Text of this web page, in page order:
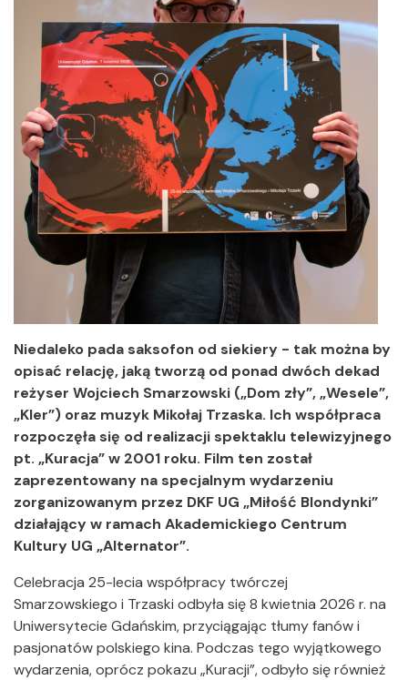
Niedaleko pada saksofon od siekiery - tak można by
opisać relację, jaką tworzą od ponad dwóch dekad
reżyser Wojciech Smarzowski („Dom zły”, „Wesele”,
„Kler”) oraz muzyk Mikołaj Trzaska. Ich współpraca
rozpoczęła się od realizacji spektaklu telewizyjnego
pt. „Kuracja” w 2001 roku. Film ten został
zaprezentowany na specjalnym wydarzeniu
zorganizowanym przez DKF UG „Miłość Blondynki”
działający w ramach Akademickiego Centrum
Kultury UG „Alternator”.
Celebracja 25-lecia współpracy twórczej
Smarzowskiego i Trzaski odbyła się 8 kwietnia 2026 r. na
Uniwersytecie Gdańskim, przyciągając tłumy fanów i
pasjonatów polskiego kina. Podczas tego wyjątkowego
wydarzenia, oprócz pokazu „Kuracji”, odbyło się również